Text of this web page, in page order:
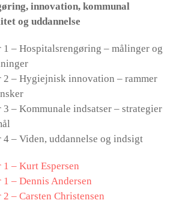
innovation, kommunal
og uddannelse
1 – Hospitalsrengøring – målinger og
2 – Hygiejnisk innovation – rammer
3 – Kommunale indsatser – strategier
4 – Viden, uddannelse og indsigt
1 – Kurt Espersen
1 – Dennis Andersen
2 – Carsten Christensen